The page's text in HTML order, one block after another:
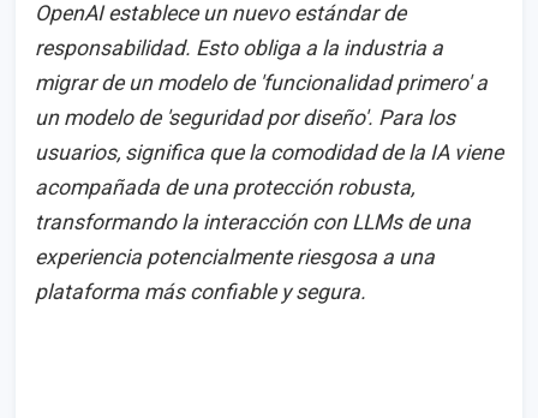
OpenAI establece un nuevo estándar de
responsabilidad. Esto obliga a la industria a
migrar de un modelo de 'funcionalidad primero' a
un modelo de 'seguridad por diseño'. Para los
usuarios, significa que la comodidad de la IA viene
acompañada de una protección robusta,
transformando la interacción con LLMs de una
experiencia potencialmente riesgosa a una
plataforma más confiable y segura.